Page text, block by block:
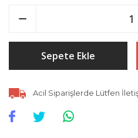
Sepete Ekle
Acil Siparişlerde Lütfen